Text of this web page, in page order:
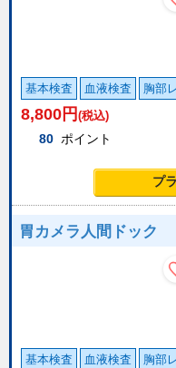
基本検査 血液検査 胸部
8,800 円 (税込)
80 ポイント
プ
胃カメラ人間ドック
基本検査 血液検査 胸部